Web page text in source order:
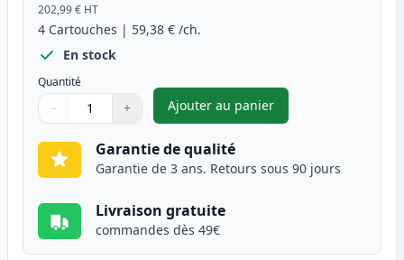
202,99 € HT
4 Cartouches | 59,38 € /ch.
En stock
Quantité
Quantité
Utilisez les boutons pour ajuster
− +
Quantité
Ajouter au panier
,Pack de 4 Brother TN321
Garantie de qualité
Garantie de 3 ans. Retours sous 90 jours
Livraison gratuite
commandes dès 49€